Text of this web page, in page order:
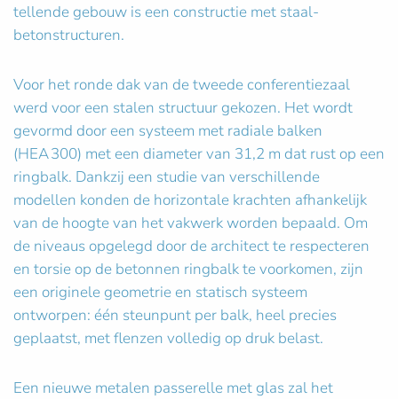
tellende gebouw is een constructie met staal-
betonstructuren.
Voor het ronde dak van de tweede conferentiezaal
werd voor een stalen structuur gekozen. Het wordt
gevormd door een systeem met radiale balken
(HEA 300) met een diameter van 31,2 m dat rust op een
ringbalk. Dankzij een studie van verschillende
modellen konden de horizontale krachten afhankelijk
van de hoogte van het vakwerk worden bepaald. Om
de niveaus opgelegd door de architect te respecteren
en torsie op de betonnen ringbalk te voorkomen, zijn
een originele geometrie en statisch systeem
ontworpen: één steunpunt per balk, heel precies
geplaatst, met flenzen volledig op druk belast.
Een nieuwe metalen passerelle met glas zal het